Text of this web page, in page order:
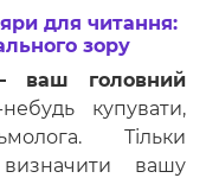
для читання:
зору
ваш головний
купувати,
Тільки
вашу